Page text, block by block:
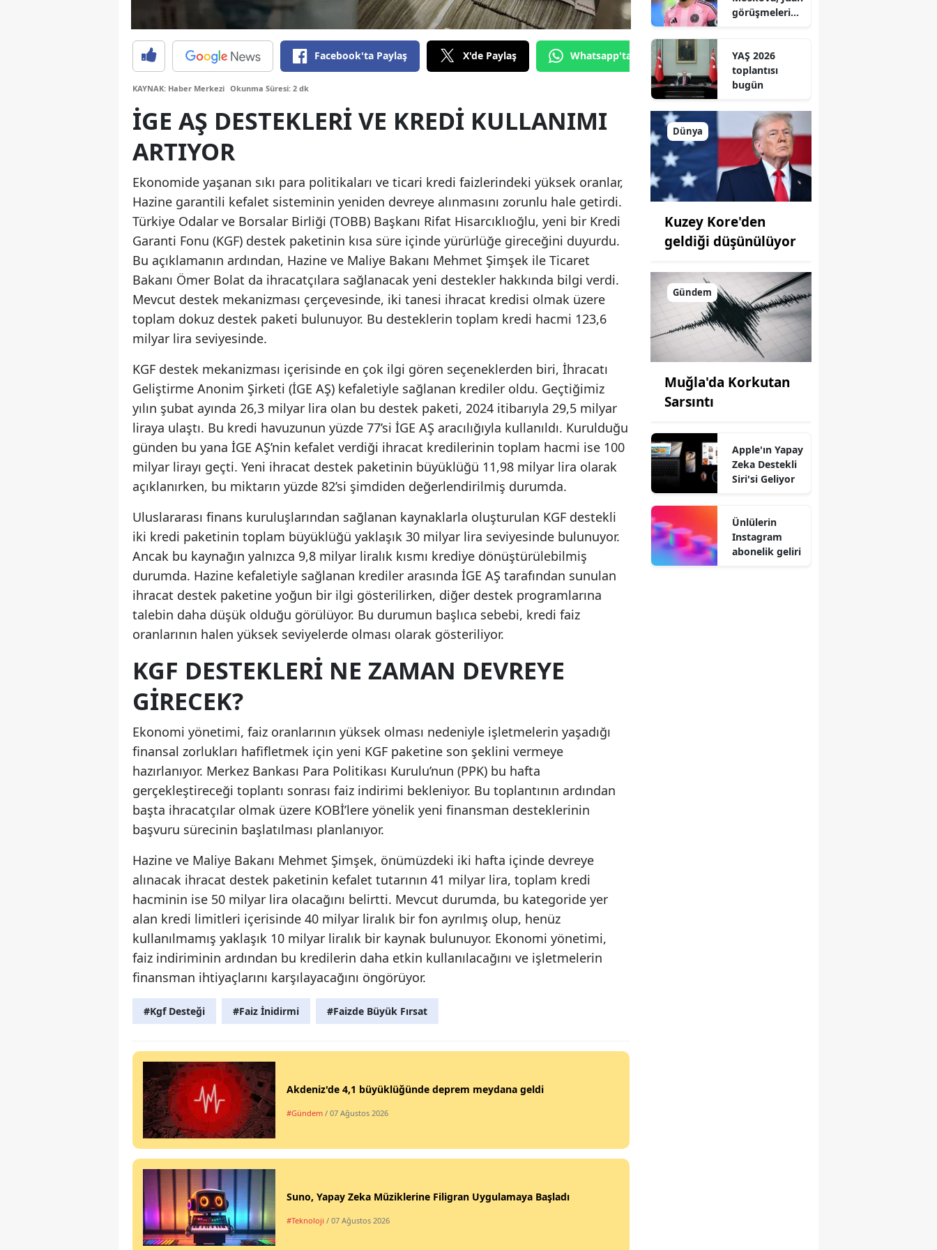
Edirne
Elazığ
Erzincan
Eskişehir
Giresun
Gümüşhane
Hakkari
Hatay
Isparta
İzmir
Kars
Kastamonu
Kayseri
Kırşehir
Kocaeli
Konya
Kütahya
Manisa
Mardin
Muğla
Muş
Nevşehir
Ordu
Rize
Sakarya
Samsun
Tunceli
Şanlıurfa
Facebook'ta Paylaş X'de Paylaş Whatsapp'tan Gönder
KAYNAK: Haber Merkezi Okunma Süresi: 2 dk
İGE AŞ DESTEKLERI VE KREDI KULLANIMI
ARTIYOR
Ekonomide yaşanan sıkı para politikaları ve ticari kredi faizlerindeki yüksek oranlar,
Hazine garantili kefalet sisteminin yeniden devreye alınmasını zorunlu hale getirdi.
Türkiye Odalar ve Borsalar Birliği (TOBB) Başkanı Rifat Hisarcıklıoğlu, yeni bir Kredi
Garanti Fonu (KGF) destek paketinin kısa süre içinde yürürlüğe gireceğini duyurdu.
Bu açıklamanın ardından, Hazine ve Maliye Bakanı Mehmet Şimşek ile Ticaret
Bakanı Ömer Bolat da ihracatçılara sağlanacak yeni destekler hakkında bilgi verdi.
Mevcut destek mekanizması çerçevesinde, iki tanesi ihracat kredisi olmak üzere
toplam dokuz destek paketi bulunuyor. Bu desteklerin toplam kredi hacmi 123,6
milyar lira seviyesinde.
KGF destek mekanizması içerisinde en çok ilgi gören seçeneklerden biri, İhracatı
Geliştirme Anonim Şirketi (İGE AŞ) kefaletiyle sağlanan krediler oldu. Geçtiğimiz
yılın şubat ayında 26,3 milyar lira olan bu destek paketi, 2024 itibarıyla 29,5 milyar
liraya ulaştı. Bu kredi havuzunun yüzde 77’si İGE AŞ aracılığıyla kullanıldı. Kurulduğu
günden bu yana İGE AŞ’nin kefalet verdiği ihracat kredilerinin toplam hacmi ise 100
milyar lirayı geçti. Yeni ihracat destek paketinin büyüklüğü 11,98 milyar lira olarak
açıklanırken, bu miktarın yüzde 82’si şimdiden değerlendirilmiş durumda.
Uluslararası finans kuruluşlarından sağlanan kaynaklarla oluşturulan KGF destekli
iki kredi paketinin toplam büyüklüğü yaklaşık 30 milyar lira seviyesinde bulunuyor.
Ancak bu kaynağın yalnızca 9,8 milyar liralık kısmı krediye dönüştürülebilmiş
durumda. Hazine kefaletiyle sağlanan krediler arasında İGE AŞ tarafından sunulan
ihracat destek paketine yoğun bir ilgi gösterilirken, diğer destek programlarına
talebin daha düşük olduğu görülüyor. Bu durumun başlıca sebebi, kredi faiz
oranlarının halen yüksek seviyelerde olması olarak gösteriliyor.
KGF DESTEKLERI NE ZAMAN DEVREYE
GIRECEK?
Ekonomi yönetimi, faiz oranlarının yüksek olması nedeniyle işletmelerin yaşadığı
finansal zorlukları hafifletmek için yeni KGF paketine son şeklini vermeye
hazırlanıyor. Merkez Bankası Para Politikası Kurulu’nun (PPK) bu hafta
gerçekleştireceği toplantı sonrası faiz indirimi bekleniyor. Bu toplantının ardından
başta ihracatçılar olmak üzere KOBİ’lere yönelik yeni finansman desteklerinin
başvuru sürecinin başlatılması planlanıyor.
Hazine ve Maliye Bakanı Mehmet Şimşek, önümüzdeki iki hafta içinde devreye
alınacak ihracat destek paketinin kefalet tutarının 41 milyar lira, toplam kredi
hacminin ise 50 milyar lira olacağını belirtti. Mevcut durumda, bu kategoride yer
alan kredi limitleri içerisinde 40 milyar liralık bir fon ayrılmış olup, henüz
kullanılmamış yaklaşık 10 milyar liralık bir kaynak bulunuyor. Ekonomi yönetimi,
faiz indiriminin ardından bu kredilerin daha etkin kullanılacağını ve işletmelerin
finansman ihtiyaçlarını karşılayacağını öngörüyor.
#Kgf Desteği #Faiz İnidirmi #Faizde Büyük Fırsat
Akdeniz'de 4,1 büyüklüğünde deprem meydana geldi
#Gündem / 07 Ağustos 2026
Suno, Yapay Zeka Müziklerine Filigran Uygulamaya Başladı
#Teknoloji / 07 Ağustos 2026
görüşmelerind
YAŞ 2026
toplantısı
bugün
Dünya
Kuzey Kore'den
geldiği düşünülüyor
Gündem
Muğla'da Korkutan
Sarsıntı
Apple'ın Yapay
Zeka Destekli
Siri'si Geliyor
Ünlülerin
Instagram
abonelik geliri